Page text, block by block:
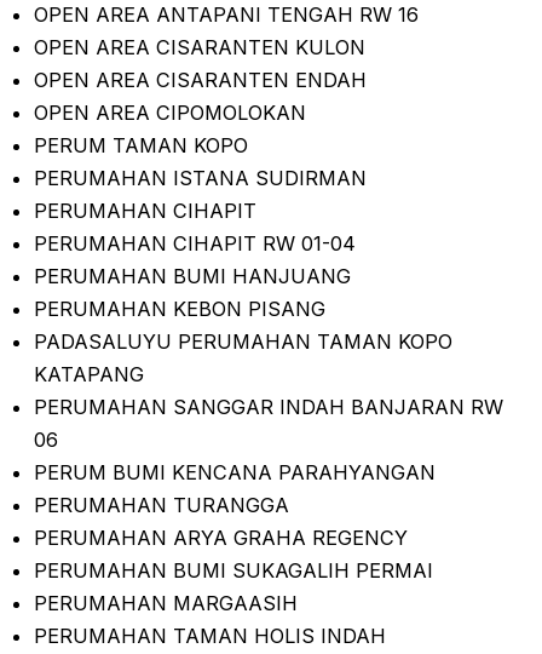
OPEN AREA ANTAPANI TENGAH RW 16
OPEN AREA CISARANTEN KULON
OPEN AREA CISARANTEN ENDAH
OPEN AREA CIPOMOLOKAN
PERUM TAMAN KOPO
PERUMAHAN ISTANA SUDIRMAN
PERUMAHAN CIHAPIT
PERUMAHAN CIHAPIT RW 01-04
PERUMAHAN BUMI HANJUANG
PERUMAHAN KEBON PISANG
PADASALUYU PERUMAHAN TAMAN KOPO
KATAPANG
PERUMAHAN SANGGAR INDAH BANJARAN RW
06
PERUM BUMI KENCANA PARAHYANGAN
PERUMAHAN TURANGGA
PERUMAHAN ARYA GRAHA REGENCY
PERUMAHAN BUMI SUKAGALIH PERMAI
PERUMAHAN MARGAASIH
PERUMAHAN TAMAN HOLIS INDAH